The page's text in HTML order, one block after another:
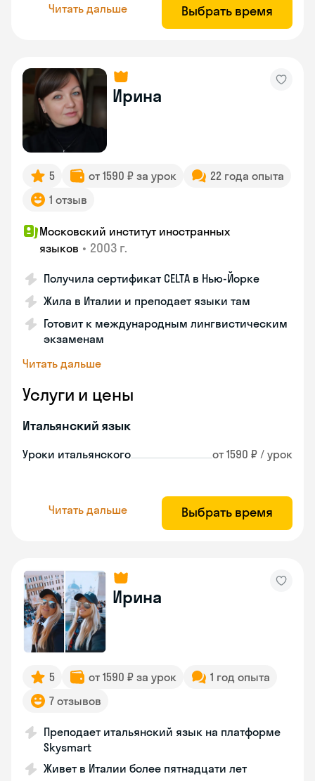
Читать дальше Выбрать время
Ирина
5 от 1590 ₽ за урок
22 года опыта
1 отзыв
Московский институт иностранных
языков • 2003 г.
Получила сертификат CELTA в Нью-Йорке
Жила в Италии и преподает языки там
Готовит к международным лингвистическим
экзаменам
Читать дальше
Услуги и цены
Итальянский язык
Уроки итальянского от 1590 ₽ / урок
Читать дальше Выбрать время
Ирина
5 от 1590 ₽ за урок
1 год опыта
7 отзывов
Преподает итальянский язык на платформе
Skysmart
Живет в Италии более пятнадцати лет